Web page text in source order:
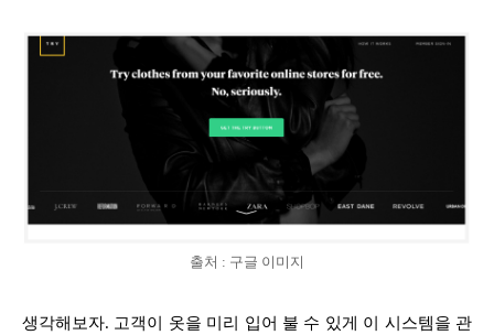
출처 : 구글 이미지
생각해보자. 고객이 옷을 미리 입어 불 수 있게 이 시스템을 관